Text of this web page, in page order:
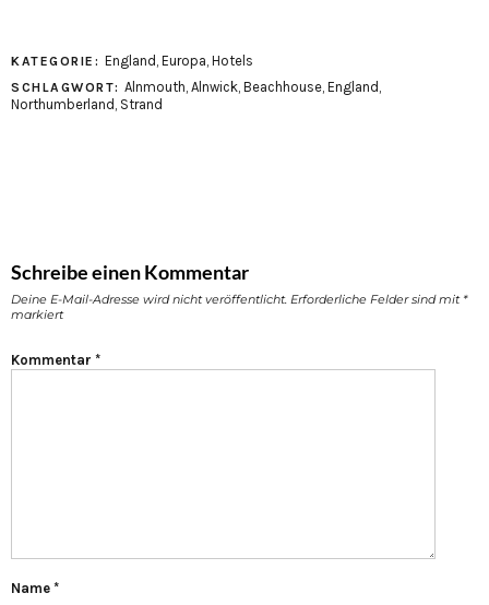
KATEGORIE: England Europa Hotels
SCHLAGWORT: Alnmouth Alnwick Beachhouse England
Northumberland Strand
Schreibe einen Kommentar
Deine E-Mail-Adresse wird nicht veröffentlicht. Erforderliche Felder sind mit *
markiert
Kommentar *
Name *